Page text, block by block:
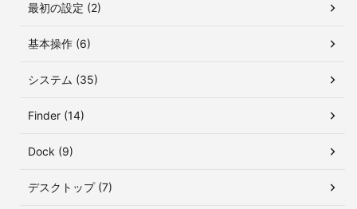
最初の設定 (2)
基本操作 (6)
システム (35)
Finder (14)
Dock (9)
デスクトップ (7)